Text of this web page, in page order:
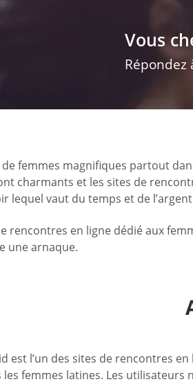
Vous
femmes magnifiques partout
charmants et les sites de
lequel vaut du temps et de
rencontres en ligne dédié aux
une arnaque.
est l’un des sites de rencontres
femmes latines. Les